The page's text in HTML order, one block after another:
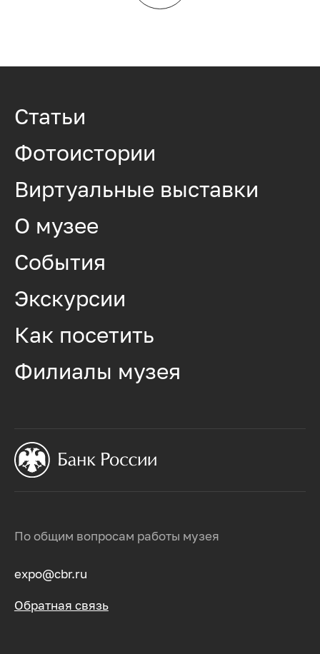
По общим вопросам работы музея
expo@cbr.ru
Обратная связь
Статьи
Фотоистории
Виртуальные выставки
О музее
События
Экскурсии
Как посетить
Филиалы музея